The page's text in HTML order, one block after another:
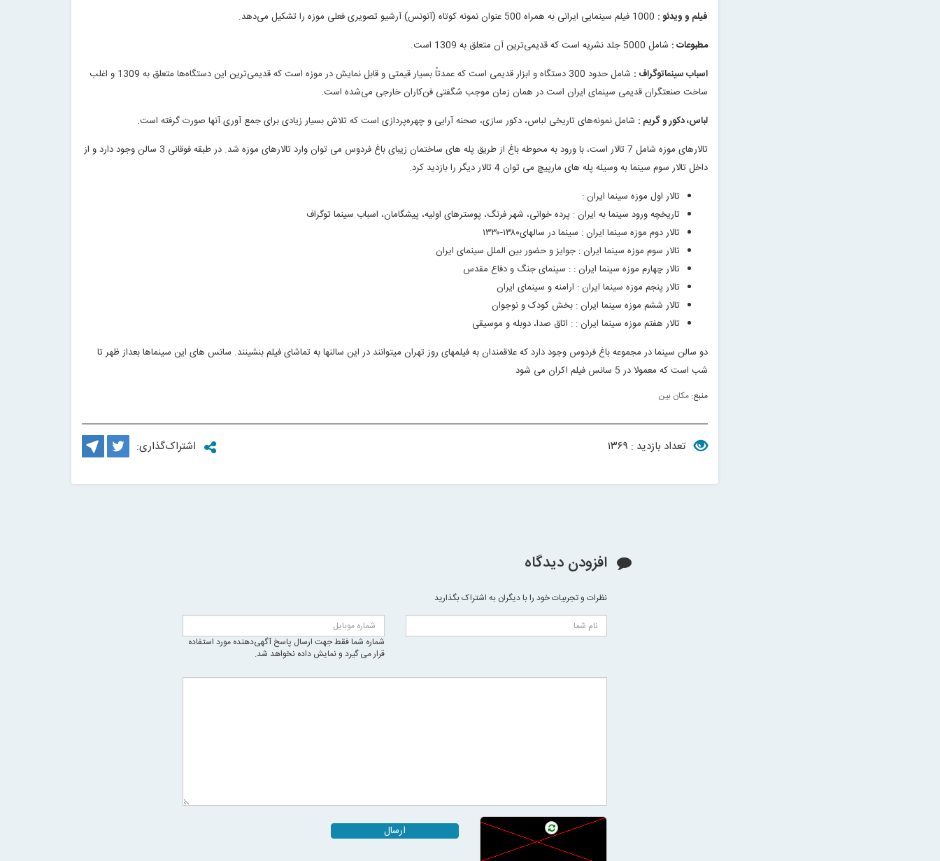
فیلم و ویدئو :
مطبوعات ‌: شامل 5000 جلد نشریه است که قدیمی‌ترین آن متعلق به 1309 است‌.
اسباب سینماتوگراف ‌:
شامل حدود 300 دستگاه و ابزار قدیمی است که عمدتاً بسیار قیمتی و قابل نمایش در موزه است که قدیمی‌ترین این دستگاه‌ها متعلق به 1309 و اغلب
ساخت صنعتگران قدیمی سینمای ایران است در همان زمان موجب شگفتی فن‌کاران خارجی می‌شده است.
لباس‌، دکور و گریم‌ : شامل نمونه‌های تاریخی لباس‌، دکور سازی‌، صحنه آرایی و چهره‌پردازی است که تلاش بسیار زیادی برای جمع آوری آنها صورت گرفته است‌.
تالارهای موزه شامل 7 تالار است، با ورود به محوطه باغ از طریق پله های ساختمان زیبای باغ فردوس می توان وارد تالارهای موزه شد. در طبقه فوقانی 3 سالن وجود دارد و از
داخل تالار سوم سینما به وسیله پله های مارپیچ می توان 4 تالار دیگر را بازدید کرد.
تالار اول موزه سینما ایران :
تاریخچه ورود سینما به ایران : پرده خوانی، شهر فرنگ، پوسترهای اولیه، پیشگامان، اسباب سینما توگراف
تالار دوم موزه سینما ایران : سینما در سالهای١٣٨٠-١٣٣٠
تالار سوم موزه سینما ایران : جوایز و حضور بین الملل سینمای ایران
تالار چهارم موزه سینما ایران : : سینمای جنگ و دفاع مقدس
تالار پنجم موزه سینما ایران : ارامنه و سینمای ایران
تالار ششم موزه سینما ایران : بخش کودک و نوجوان
تالار هفتم موزه سینما ایران : : اتاق صدا، دوبله و موسیقی
دو سالن سینما در مجموعه باغ فردوس وجود دارد که علاقمندان به فیلمهای روز تهران میتوانند در این سالنها به تماشای فیلم بنشینند. سانس های این سینماها بعداز ظهر تا
شب است که معمولا در 5 سانس فیلم اکران می شود
منبع: مکان بین
تعداد بازدید : ۱۳۶۹ اشتراک‌گذاری:
افزودن دیدگاه
نظرات و تجربیات خود را با دیگران به اشتراک بگذارید
شماره شما فقط جهت ارسال پاسخ آگهی‌دهنده مورد استفاده
قرار می گیرد و نمایش داده نخواهد شد.
ارسال